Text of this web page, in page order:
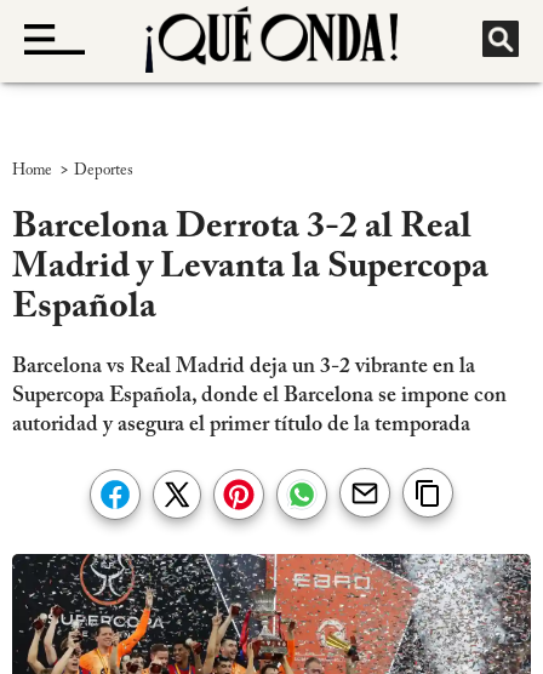
Home > Deportes
Barcelona Derrota 3-2 al Real
Madrid y Levanta la Supercopa
Española
Barcelona vs Real Madrid deja un 3-2 vibrante en la
Supercopa Española, donde el Barcelona se impone con
autoridad y asegura el primer título de la temporada